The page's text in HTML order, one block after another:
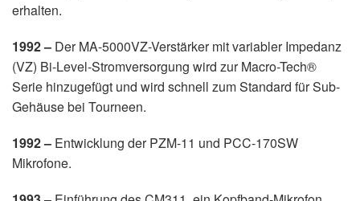
erhalten.
1992 – Der MA-5000VZ-Verstärker mit variabler Impedanz
(VZ) Bi-Level-Stromversorgung wird zur Macro-Tech®
Serie hinzugefügt und wird schnell zum Standard für Sub-
Gehäuse bei Tourneen.
1992 – Entwicklung der PZM-11 und PCC-170SW
Mikrofone.